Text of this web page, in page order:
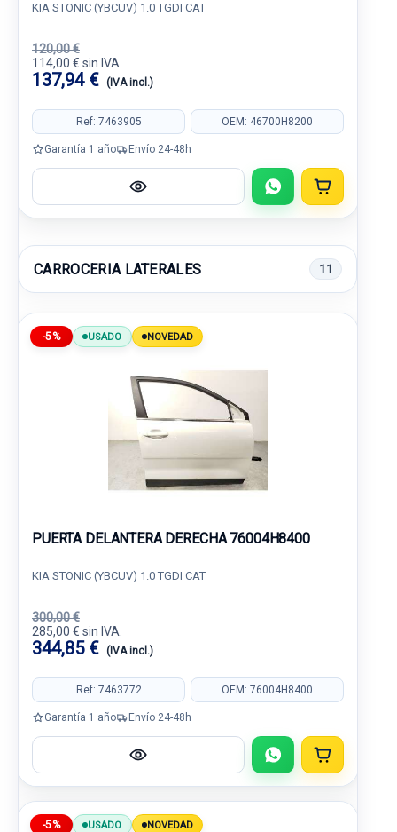
KIA STONIC (YBCUV) 1.0 TGDI CAT
120,00 €
114,00 € sin IVA.
137,94 € (IVA incl.)
Ref: 7463905 OEM: 46700H8200
Garantía 1 año Envío 24-48h
CARROCERIA LATERALES 11
-5% USADO NOVEDAD
PUERTA DELANTERA DERECHA 76004H8400
KIA STONIC (YBCUV) 1.0 TGDI CAT
300,00 €
285,00 € sin IVA.
344,85 € (IVA incl.)
Ref: 7463772 OEM: 76004H8400
Garantía 1 año Envío 24-48h
-5% USADO NOVEDAD